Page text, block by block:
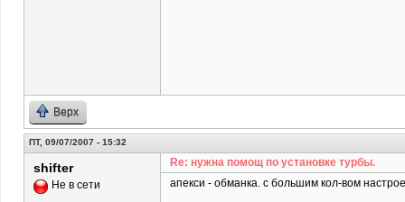
Верх
ПТ, 09/07/2007 - 15:32
shifter
Не в сети
Re: нужна помощ по установке турбы.
апекси - обманка. с большим кол-вом